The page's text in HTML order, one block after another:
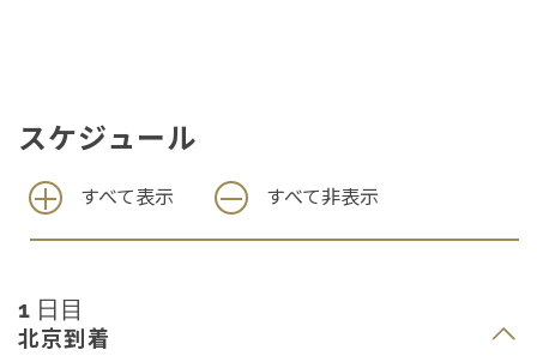
スケジュール
すべて表示 すべて非表示
1 日目
北京到着